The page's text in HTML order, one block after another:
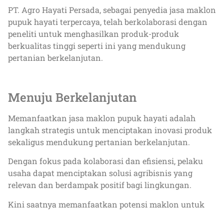
PT. Agro Hayati Persada, sebagai penyedia jasa maklon
pupuk hayati terpercaya, telah berkolaborasi dengan
peneliti untuk menghasilkan produk-produk
berkualitas tinggi seperti ini yang mendukung
pertanian berkelanjutan.
Menuju Berkelanjutan
Memanfaatkan jasa maklon pupuk hayati adalah
langkah strategis untuk menciptakan inovasi produk
sekaligus mendukung pertanian berkelanjutan.
Dengan fokus pada kolaborasi dan efisiensi, pelaku
usaha dapat menciptakan solusi agribisnis yang
relevan dan berdampak positif bagi lingkungan.
Kini saatnya memanfaatkan potensi maklon untuk